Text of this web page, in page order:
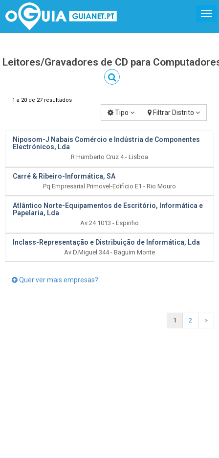
Leitores/Gravadores de CD para
1 a 20 de 27 resultados
Tipo Filtrar Distrito
Niposom-J Nabais Comércio e Indústria de Componentes
Electrónicos, Lda
R Humberto Cruz 4 - Lisboa
Carré & Ribeiro-Informática, SA
Pq Empresarial Primovel-Edificio E1 - Rio Mouro
Atlântico Norte-Equipamentos de Escritório, Informática e
Papelaria, Lda
Av 24 1013 - Espinho
Inclass-Representação e Distribuição de Informática, Lda
Av D.Miguel 344 - Baguim Monte
Quer ver mais empresas?
1 2 >